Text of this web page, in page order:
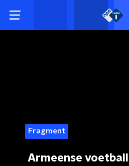
Fragment
Armeense